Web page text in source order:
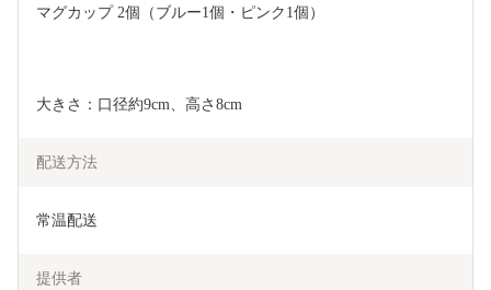
マグカップ 2個（ブルー1個・ピンク1個）
大きさ：口径約9cm、高さ8cm
配送方法
常温配送
提供者